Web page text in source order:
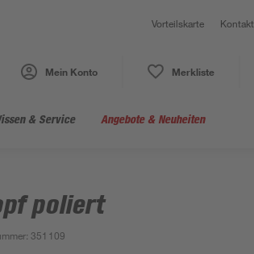
Vorteilskarte Kontakt
Mein Konto Merkliste
& Service Angebote & Neuheiten
poliert
:351109